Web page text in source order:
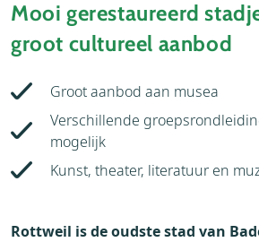
Mooi gerestaureerd
groot cultureel aanbod
Groot aanbod aan musea
Verschillende
mogelijk
Kunst, theater, literatuur en
Rottweil is de oudste stad van